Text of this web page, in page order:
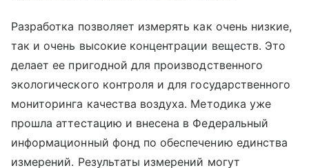
Разработка позволяет измерять как очень низкие,
так и очень высокие концентрации веществ. Это
делает ее пригодной для производственного
экологического контроля и для государственного
мониторинга качества воздуха. Методика уже
прошла аттестацию и внесена в Федеральный
информационный фонд по обеспечению единства
измерений. Результаты измерений могут